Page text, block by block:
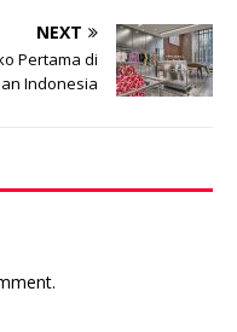
NEXT
Pertama di
Indonesia